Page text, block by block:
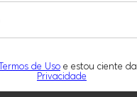
de Uso e estou ciente da
Privacidade